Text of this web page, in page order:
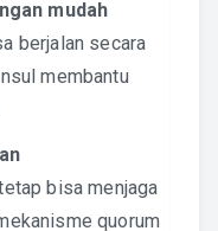
mudah
berjalan secara
membantu
bisa menjaga
quorum